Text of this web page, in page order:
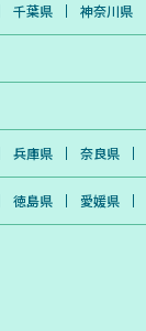
千葉県 神奈川県
兵庫県 奈良県
徳島県 愛媛県